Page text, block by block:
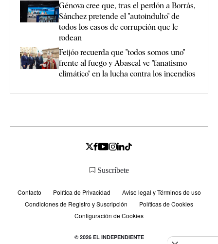
Génova cree que, tras el perdón a Borràs,
Sánchez pretende el "autoindulto" de
todos los casos de corrupción que le
rodean
Feijóo recuerda que "todos somos uno"
frente al fuego y Abascal ve "fanatismo
climático" en la lucha contra los incendios
Suscríbete
Contacto Política de Privacidad
Aviso legal y Términos de uso
Condiciones de Registro y Suscripción
Políticas de Cookies
Configuración de Cookies
© 2026 EL INDEPENDIENTE